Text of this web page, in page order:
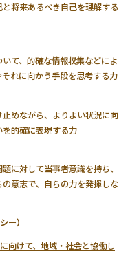
将来あるべき自己を理解する
て、的確な情報収集などによ
れに向かう手段を思考する力
めながら、よりよい状況に向
的確に表現する力
に対して当事者意識を持ち、
意志で、自らの力を発揮しな
ー）
向けて、地域・社会と協働し